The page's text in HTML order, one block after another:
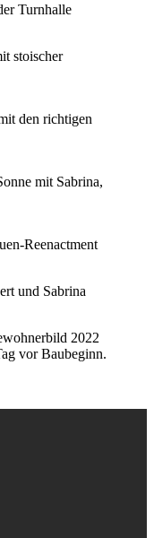
Turnhalle
stoischer
den richtigen
mit Sabrina,
Reenactment
und Sabrina
2022
vor Baubeginn.